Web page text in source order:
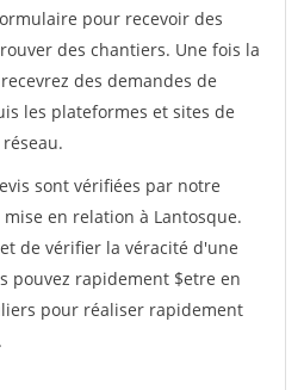
pour recevoir des
des chantiers. Une fois la
des demandes de
les plateformes et sites de
sont vérifiées par notre
en relation à Lantosque.
de vérifier la véracité d'une
pouvez rapidement $etre en
pour réaliser rapidement